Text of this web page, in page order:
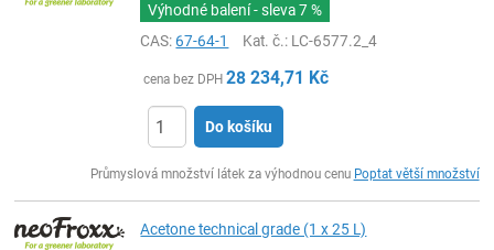
Výhodné balení - sleva7 %
CAS:67-64-1 Kat. č.: LC-6577.2_4
cena bez DPH 28 234,71 Kč
Do košíku
Průmyslová množství látek za výhodnou cenu Poptat větší množství
Acetone technical grade (1 x 25 L)